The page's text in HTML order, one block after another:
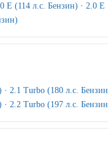
E (114 л.с. Бензин) · 2.0 E
· 2.1 Turbo (180 л.с.
· 2.2 Turbo (197 л.с.